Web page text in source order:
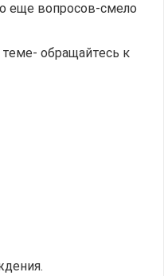
еще вопросов-смело
обращайтесь к